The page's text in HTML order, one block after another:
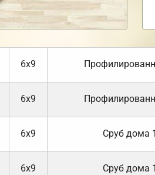
6х9
6х9
6х9 Cруб дома
6х9 Cруб дома